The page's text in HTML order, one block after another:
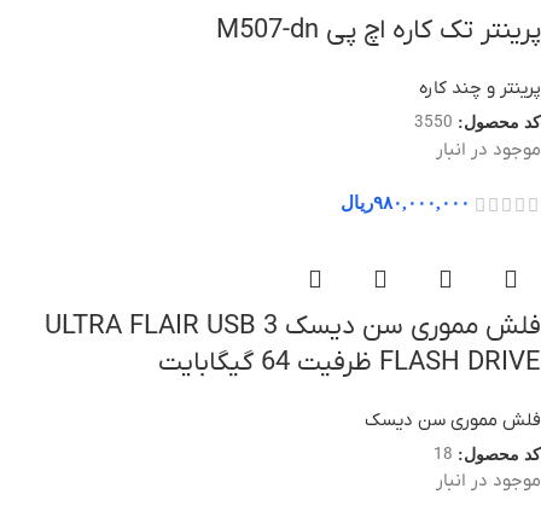
پرینتر تک کاره اچ پی M507-dn
پرینتر و چند کاره
کد محصول: 3550
موجود در انبار
۹۸۰,۰۰۰,۰۰۰ریال
فلش مموری سن دیسک ULTRA FLAIR USB 3
FLASH DRIVE ظرفیت 64 گیگابایت
فلش مموری سن دیسک
کد محصول: 18
موجود در انبار